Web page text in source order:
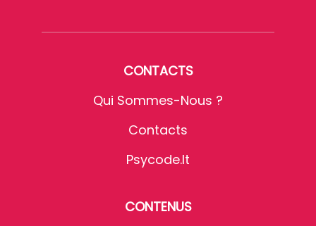
CONTACTS
Qui Sommes-Nous ?
Contacts
Psycode.it
CONTENUS